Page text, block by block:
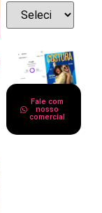
Fale com
nosso
comercial